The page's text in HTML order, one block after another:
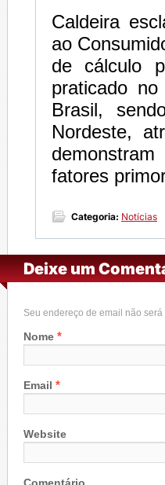
Caldeira
ao
de cálculo
praticado
Brasil,
Nordeste,
fatores
Categoria: Notícias
Deixe um
Seu endereço de email não
Nome *
Email *
Website